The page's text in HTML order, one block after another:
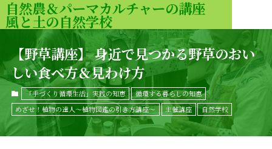
自然農＆パーマカルチャーの講座
風と土の自然学校
【野草講座】 身近で見つかる野草のおい
しい食べ方＆見わけ方
「手づくり循環生活」実践の知恵
循環する暮らしの知恵
めざせ！植物の達人〜植物図鑑の引き方講座〜
主催講座 自然学校